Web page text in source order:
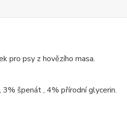
pro psy z hovězího masa.
špenát , 4% přírodní glycerin.